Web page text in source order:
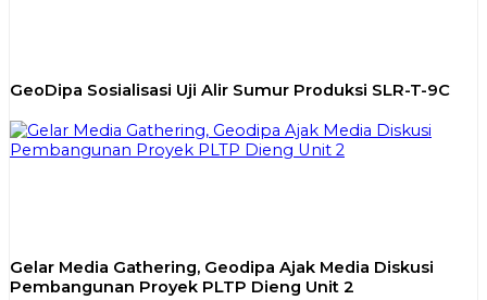
GeoDipa Sosialisasi Uji Alir Sumur Produksi SLR-T-9C
Gelar Media Gathering, Geodipa Ajak Media Diskusi
Pembangunan Proyek PLTP Dieng Unit 2